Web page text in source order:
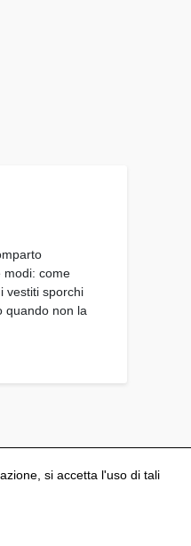
modi: come
vestiti sporchi
quando non la
si accetta l'uso di tali